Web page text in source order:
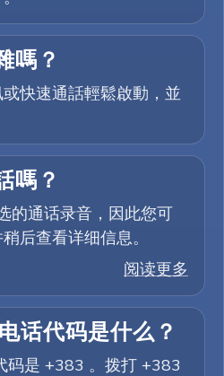
嗎？
快速通話輕鬆啟動，並
嗎？
的通话录音，因此您可
后查看详细信息。
阅读更多
话代码是什么？
码是 +383 。拨打 +383